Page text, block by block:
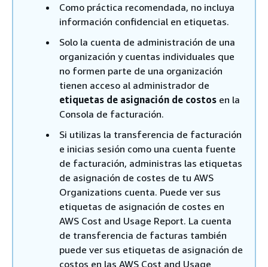
Como práctica recomendada, no incluya
información confidencial en etiquetas.
Solo la cuenta de administración de una
organización y cuentas individuales que
no formen parte de una organización
tienen acceso al administrador de
etiquetas de asignación de costos en la
Consola de facturación.
Si utilizas la transferencia de facturación
e inicias sesión como una cuenta fuente
de facturación, administras las etiquetas
de asignación de costes de tu AWS
Organizations cuenta. Puede ver sus
etiquetas de asignación de costes en
AWS Cost and Usage Report. La cuenta
de transferencia de facturas también
puede ver sus etiquetas de asignación de
costos en las AWS Cost and Usage